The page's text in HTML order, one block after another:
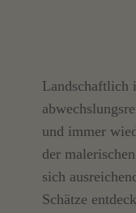
Landschaftlich
und immer
der
sich
Schätze